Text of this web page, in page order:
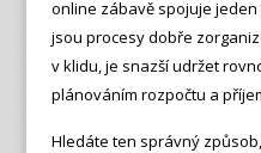
online zábavě spojuje jeden
jsou procesy dobře
v klidu, je snazší udržet
plánováním rozpočtu a
Hledáte ten správný